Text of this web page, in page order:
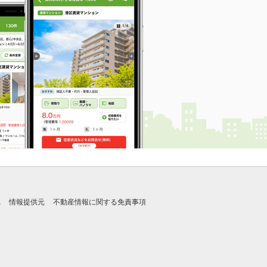
情報提供元 不動産情報に関する免責事項